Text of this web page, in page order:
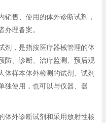
售、使用的体外诊断试剂，
办理备案。
，是指按医疗器械管理的体
防、诊断、治疗监测、预后观
体样本体外检测的试剂、试剂
独使用，也可以与仪器、器
外诊断试剂和采用放射性核